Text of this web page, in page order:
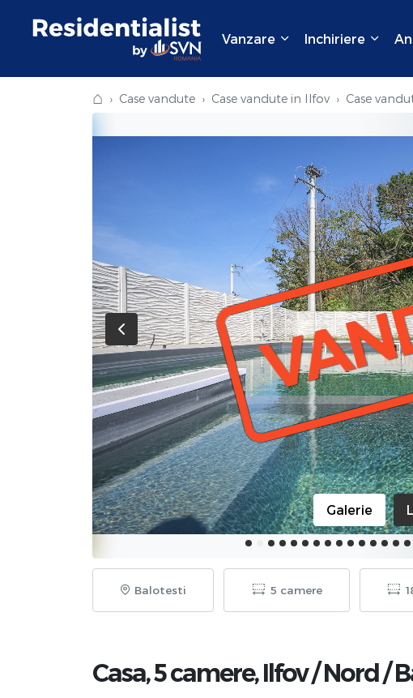
Vanzare Inchiriere
⌂ Case vandute Case vandute in Ilfov Case
Galerie
Balotesti 5 camere
Casa, 5 camere,Ilfov/Nord/